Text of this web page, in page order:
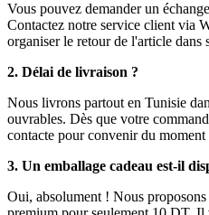
Vous pouvez demander un
Contactez notre service client via
organiser le retour de l'article dans
2. Délai de livraison ?
Nous livrons partout en Tunisie
ouvrables. Dès que votre
contacte pour convenir du
3. Un emballage cadeau est-il
Oui, absolument ! Nous